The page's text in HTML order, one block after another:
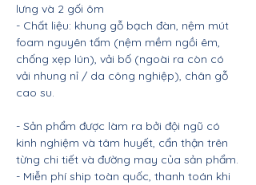
lưng và 2 gối ôm
- Chất liệu: khung gỗ bạch đàn, nệm mút
foam nguyên tấm (nệm mềm ngồi êm,
chống xẹp lún), vải bố (ngoài ra còn có
vải nhung nỉ / da công nghiệp), chân gỗ
cao su.
- Sản phẩm được làm ra bởi đội ngũ có
kinh nghiệm và tâm huyết, cẩn thận trên
từng chi tiết và đường may của sản phẩm.
- Miễn phí ship toàn quốc, thanh toán khi